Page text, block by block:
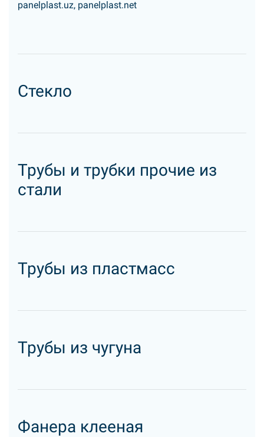
panelplast.uz, panelplast.net
Стекло
Трубы и трубки прочие из
стали
Трубы из пластмасс
Трубы из чугуна
Фанера клееная